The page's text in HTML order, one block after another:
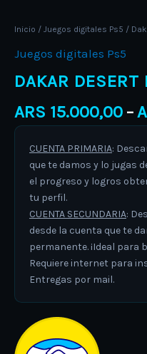
Inicio / Juegos digitales Ps5 /
Juegos digitales Ps5
DAKAR DESERT
ARS 15.000,00 –
CUENTA PRIMARIA:
que te damos y lo jugas
el progreso y logros
tu perfil.
CUENTA SECUNDARIA:
desde la cuenta que te
permanente. ¡Ideal para
Requiere internet para
Entregas por mail.